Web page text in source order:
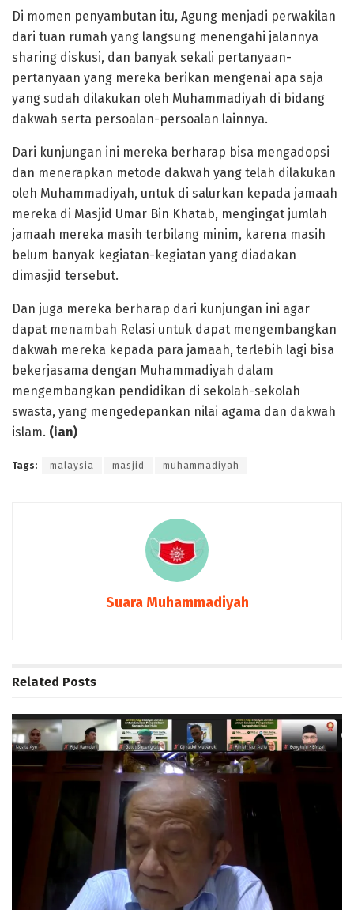
Di momen penyambutan itu, Agung menjadi perwakilan
dari tuan rumah yang langsung menengahi jalannya
sharing diskusi, dan banyak sekali pertanyaan-
pertanyaan yang mereka berikan mengenai apa saja
yang sudah dilakukan oleh Muhammadiyah di bidang
dakwah serta persoalan-persoalan lainnya.
Dari kunjungan ini mereka berharap bisa mengadopsi
dan menerapkan metode dakwah yang telah dilakukan
oleh Muhammadiyah, untuk di salurkan kepada jamaah
mereka di Masjid Umar Bin Khatab, mengingat jumlah
jamaah mereka masih terbilang minim, karena masih
belum banyak kegiatan-kegiatan yang diadakan
dimasjid tersebut.
Dan juga mereka berharap dari kunjungan ini agar
dapat menambah Relasi untuk dapat mengembangkan
dakwah mereka kepada para jamaah, terlebih lagi bisa
bekerjasama dengan Muhammadiyah dalam
mengembangkan pendidikan di sekolah-sekolah
swasta, yang mengedepankan nilai agama dan dakwah
islam. (ian)
Tags: malaysia masjid muhammadiyah
Suara Muhammadiyah
Related Posts